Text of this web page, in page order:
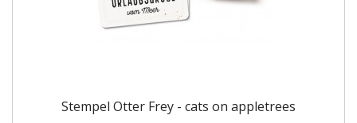
Stempel Otter Frey - cats on appletrees